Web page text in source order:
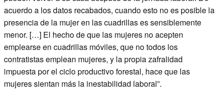
acuerdo a los datos recabados, cuando esto no es posible la
presencia de la mujer en las cuadrillas es sensiblemente
menor. […] El hecho de que las mujeres no acepten
emplearse en cuadrillas móviles, que no todos los
contratistas emplean mujeres, y la propia zafralidad
impuesta por el ciclo productivo forestal, hace que las
mujeres sientan más la inestabilidad laboral”.